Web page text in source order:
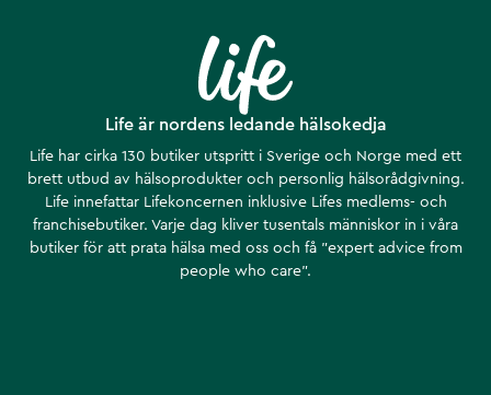
Life är nordens ledande hälsokedja
Life har cirka 130 butiker utspritt i Sverige och Norge med ett
brett utbud av hälsoprodukter och personlig hälsorådgivning.
Life innefattar Lifekoncernen inklusive Lifes medlems- och
franchisebutiker. Varje dag kliver tusentals människor in i våra
butiker för att prata hälsa med oss och få ”expert advice from
people who care”.